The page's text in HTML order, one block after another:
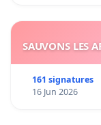
SAUVONS LES
161 signatures
16 Jun 2026